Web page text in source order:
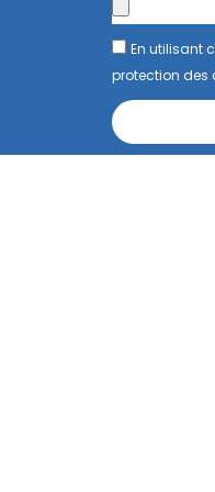
En utilisant
protection des